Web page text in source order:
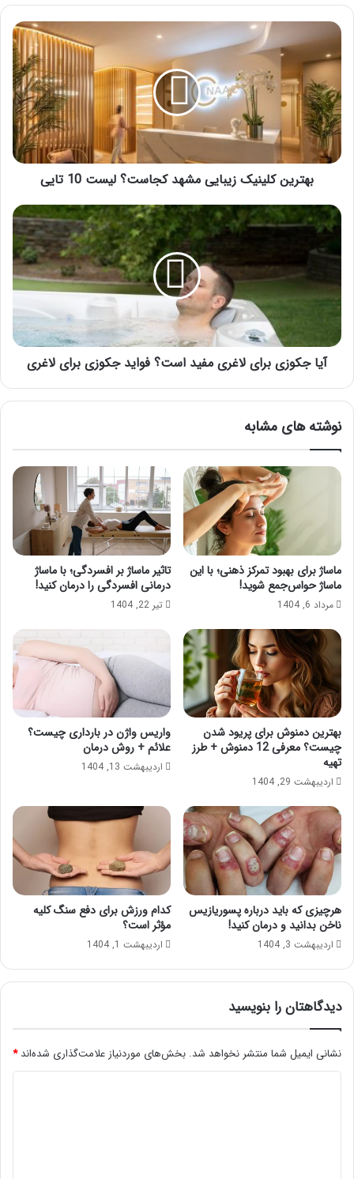
بهترین
کلینیک
زیبایی
مشهد
کجاست؟
لیست
10
تایی
بهترین کلینیک زیبایی مشهد کجاست؟ لیست 10 تایی
آیا
جکوزی
لاغری
است؟
فواید
برای
لاغریآیا جکوزی برای لاغری مفید است؟ فواید جکوزی برای لاغری
نوشته های مشابه
ماساژ برای بهبود تمرکز ذهنی؛ با این
ماساژ حواس‌جمع شوید!
مرداد 6, 1404
تاثیر ماساژ بر افسردگی؛ با ماساژ
درمانی افسردگی را درمان کنید!
تیر 22, 1404
بهترین دمنوش برای پریود شدن
چیست؟ معرفی 12 دمنوش + طرز
تهیه
اردیبهشت 29, 1404
واریس واژن در بارداری چیست؟
علائم + روش درمان
اردیبهشت 13, 1404
هرچیزی که باید درباره پسوریازیس
ناخن بدانید و درمان کنید!
اردیبهشت 3, 1404
کدام ورزش برای دفع سنگ کلیه
مؤثر است؟
اردیبهشت 1, 1404
دیدگاهتان را بنویسید
نشانی ایمیل شما منتشر نخواهد شد. بخش‌های موردنیاز علامت‌گذاری شده‌اند*